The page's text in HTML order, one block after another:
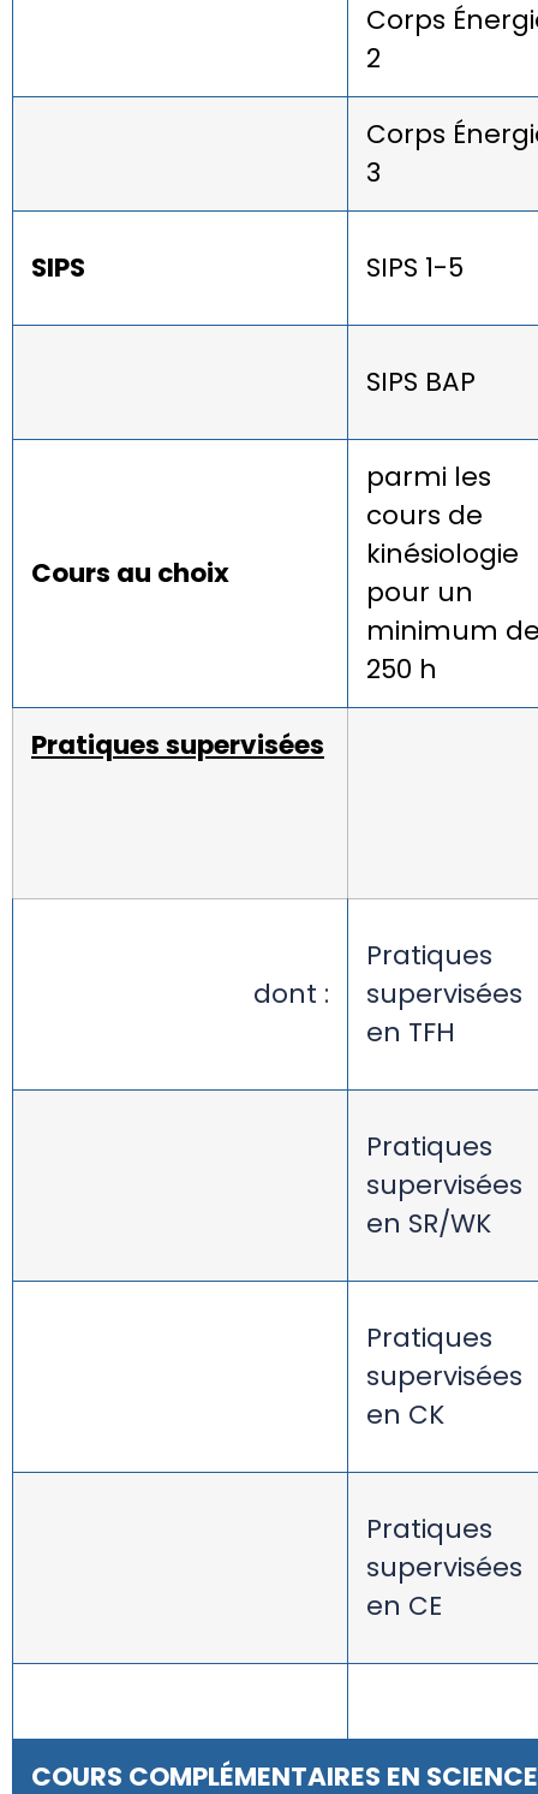
Corps
2
Corps
3
SIPS SIPS 1-5
SIPS BAP
Cours au choix
parmi les
cours de
kinésiologie
pour un
minimum
250 h
Pratiques supervisées
dont :
Pratiques
supervisées
en TFH
Pratiques
supervisées
en SR/WK
Pratiques
supervisées
en CK
Pratiques
supervisées
en CE
COURS COMPLÉMENTAIRES EN